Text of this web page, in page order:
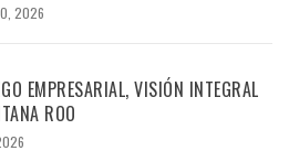
2026
EMPRESARIAL, VISIÓN INTEGRAL
ROO